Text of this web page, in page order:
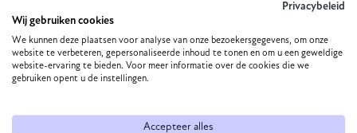
Dekton eettafel
Eiken eettafel
Eetkamerbank op maat
Collectie
Privacybeleid
Wij gebruiken cookies
We kunnen deze plaatsen voor analyse van onze bezoekersgegevens, om onze
website te verbeteren, gepersonaliseerde inhoud te tonen en om u een geweldige
website-ervaring te bieden. Voor meer informatie over de cookies die we
gebruiken opent u de instellingen.
Accepteer alles